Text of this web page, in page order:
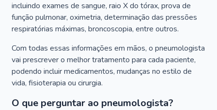
incluindo exames de sangue, raio X do tórax, prova de
função pulmonar, oximetria, determinação das pressões
respiratórias máximas, broncoscopia, entre outros.
Com todas essas informações em mãos, o pneumologista
vai prescrever o melhor tratamento para cada paciente,
podendo incluir medicamentos, mudanças no estilo de
vida, fisioterapia ou cirurgia.
O que perguntar ao pneumologista?